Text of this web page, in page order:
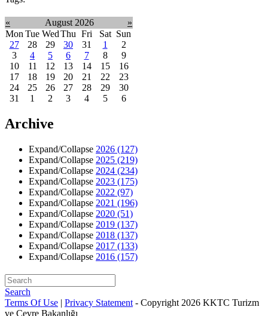
« August 2026
»
Mon Tue WedThu Fri Sat Sun
27
28 29 30 31 1
2
3
4 5 6 7 8
9
10
11 12 13 14 15
16
17
18 19 20 21 22
23
24
25 26 27 28 29
30
31
1 2 3 4 5 6
Archive
Expand/Collapse 2026 (127)
Expand/Collapse 2025 (219)
Expand/Collapse 2024 (234)
Expand/Collapse 2023 (175)
Expand/Collapse 2022 (97)
Expand/Collapse 2021 (196)
Expand/Collapse 2020 (51)
Expand/Collapse 2019 (137)
Expand/Collapse 2018 (137)
Expand/Collapse 2017 (133)
Expand/Collapse 2016 (157)
Search
Terms Of Use | Privacy Statement - Copyright 2026 KKTC Turizm
ve Çevre Bakanlığı